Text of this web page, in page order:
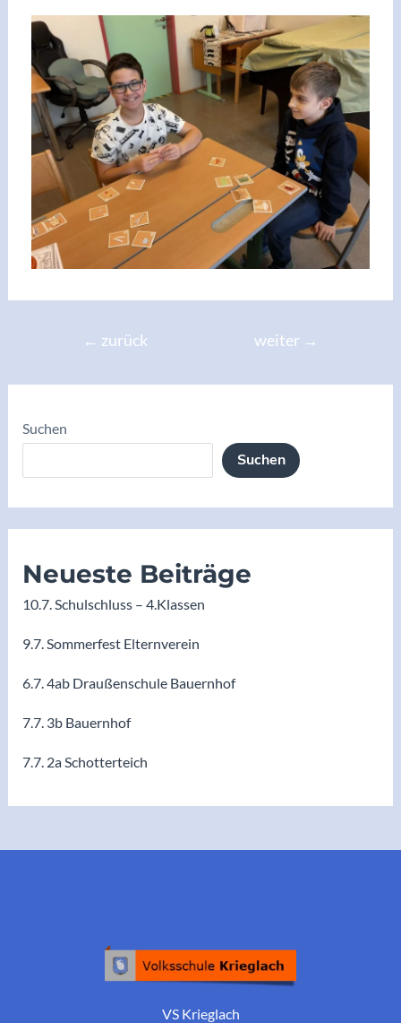
← zurück weiter →
Suchen
Suchen
Neueste Beiträge
10.7. Schulschluss – 4.Klassen
9.7. Sommerfest Elternverein
6.7. 4ab Draußenschule Bauernhof
7.7. 3b Bauernhof
7.7. 2a Schotterteich
VS Krieglach